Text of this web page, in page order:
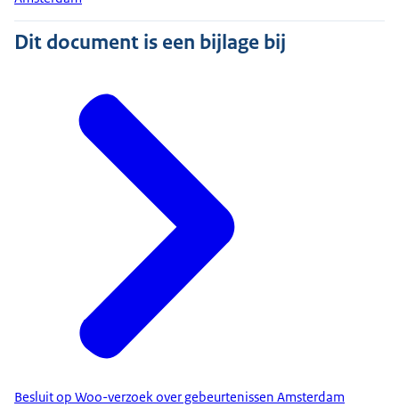
Dit document is een bijlage bij
Besluit op Woo-verzoek over gebeurtenissen Amsterdam